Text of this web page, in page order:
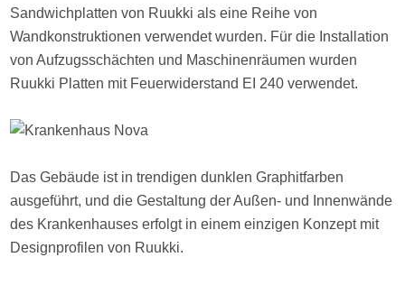
Sandwichplatten von Ruukki als eine Reihe von
Wandkonstruktionen verwendet wurden. Für die Installation
von Aufzugsschächten und Maschinenräumen wurden
Ruukki Platten mit Feuerwiderstand EI 240 verwendet.
Das Gebäude ist in trendigen dunklen Graphitfarben
ausgeführt, und die Gestaltung der Außen- und Innenwände
des Krankenhauses erfolgt in einem einzigen Konzept mit
Designprofilen von Ruukki.